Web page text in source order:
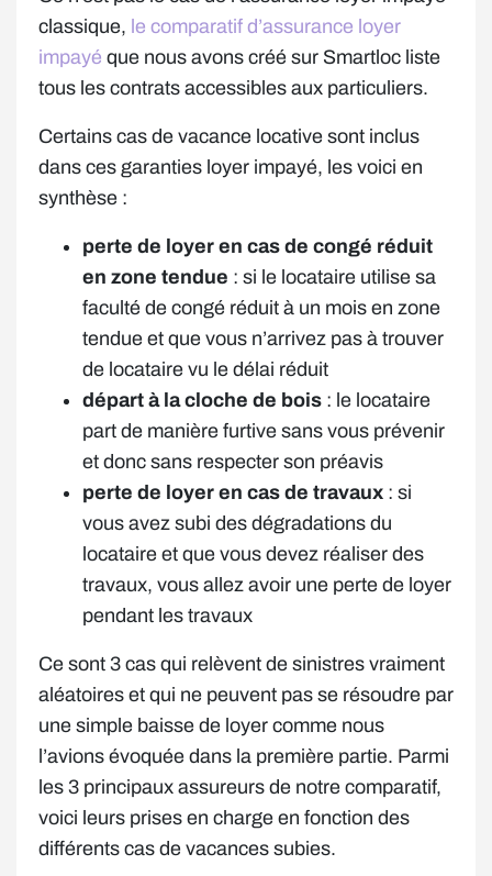
classique, le comparatif d’assurance loyer
impayé que nous avons créé sur Smartloc liste
tous les contrats accessibles aux particuliers.
Certains cas de vacance locative sont inclus
dans ces garanties loyer impayé, les voici en
synthèse :
perte de loyer en cas de congé réduit
en zone tendue : si le locataire utilise sa
faculté de congé réduit à un mois en zone
tendue et que vous n’arrivez pas à trouver
de locataire vu le délai réduit
départ à la cloche de bois : le locataire
part de manière furtive sans vous prévenir
et donc sans respecter son préavis
perte de loyer en cas de travaux : si
vous avez subi des dégradations du
locataire et que vous devez réaliser des
travaux, vous allez avoir une perte de loyer
pendant les travaux
Ce sont 3 cas qui relèvent de sinistres vraiment
aléatoires et qui ne peuvent pas se résoudre par
une simple baisse de loyer comme nous
l’avions évoquée dans la première partie. Parmi
les 3 principaux assureurs de notre comparatif,
voici leurs prises en charge en fonction des
différents cas de vacances subies.